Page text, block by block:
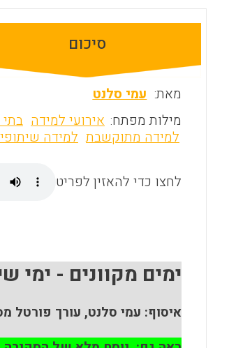
סיכום
מאת: עמי סלנט
מילות מפתח: אירועי למידה
למידה מתוקשבת למידה
לחצו כדי להאזין לפריט
ימים מקוונים - ימי
איסוף: עמי סלנט, עורך פורטל